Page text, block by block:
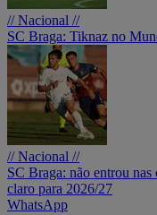
// Nacional //
SC Braga: Tiknaz no
// Nacional //
SC Braga: não entrou
claro para 2026/27
WhatsApp